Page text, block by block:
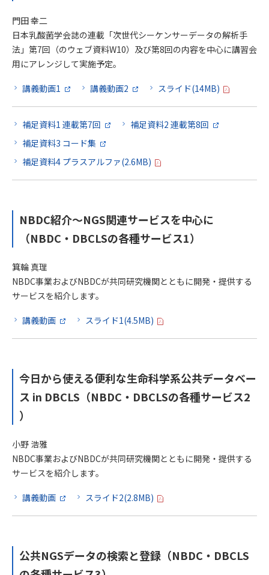
門田 幸二
日本乳酸菌学会誌の連載「次世代シーケンサーデータの解析手
法」第7回（のウェブ資料W10）及び第8回の内容を中心に講習会
用にアレンジして実施予定。
講義動画1 講義動画2 スライド(14MB)
補足資料1 連載第7回
補足資料2 連載第8回
補足資料3 コード集
補足資料4 プラスアルファ(2.6MB)
NBDC紹介～NGS関連サービスを中心に
（NBDC・DBCLSの各種サービス1）
箕輪 真理
NBDC事業およびNBDCが共同研究機関とともに開発・提供する
サービスを紹介します。
講義動画 スライド1(4.5MB)
今日から使える便利な生命科学系公共データベー
ス in DBCLS（NBDC・DBCLSの各種サービス2
）
小野 浩雅
NBDC事業およびNBDCが共同研究機関とともに開発・提供する
サービスを紹介します。
講義動画 スライド2(2.8MB)
公共NGSデータの検索と登録（NBDC・DBCLS